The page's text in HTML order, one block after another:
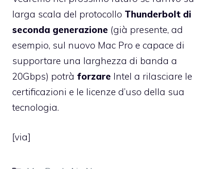
larga scala del protocollo Thunderbolt di
seconda generazione (già presente, ad
esempio, sul nuovo Mac Pro e capace di
supportare una larghezza di banda a
20Gbps) potrà forzare Intel a rilasciare le
certificazioni e le licenze d’uso della sua
tecnologia.
[via]